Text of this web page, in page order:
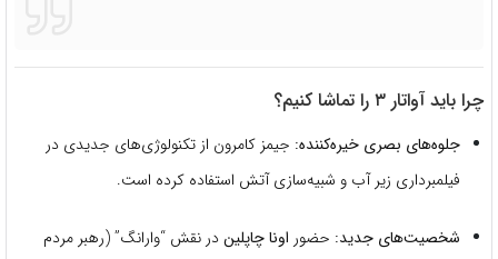
چرا باید آواتار ۳ را تماشا کنیم؟
جلوه‌های بصری خیره‌کننده: جیمز کامرون از تکنولوژی‌های جدیدی در
فیلمبرداری زیر آب و شبیه‌سازی آتش استفاده کرده است.
شخصیت‌های جدید: حضور اونا چاپلین در نقش “وارانگ” (رهبر مردم